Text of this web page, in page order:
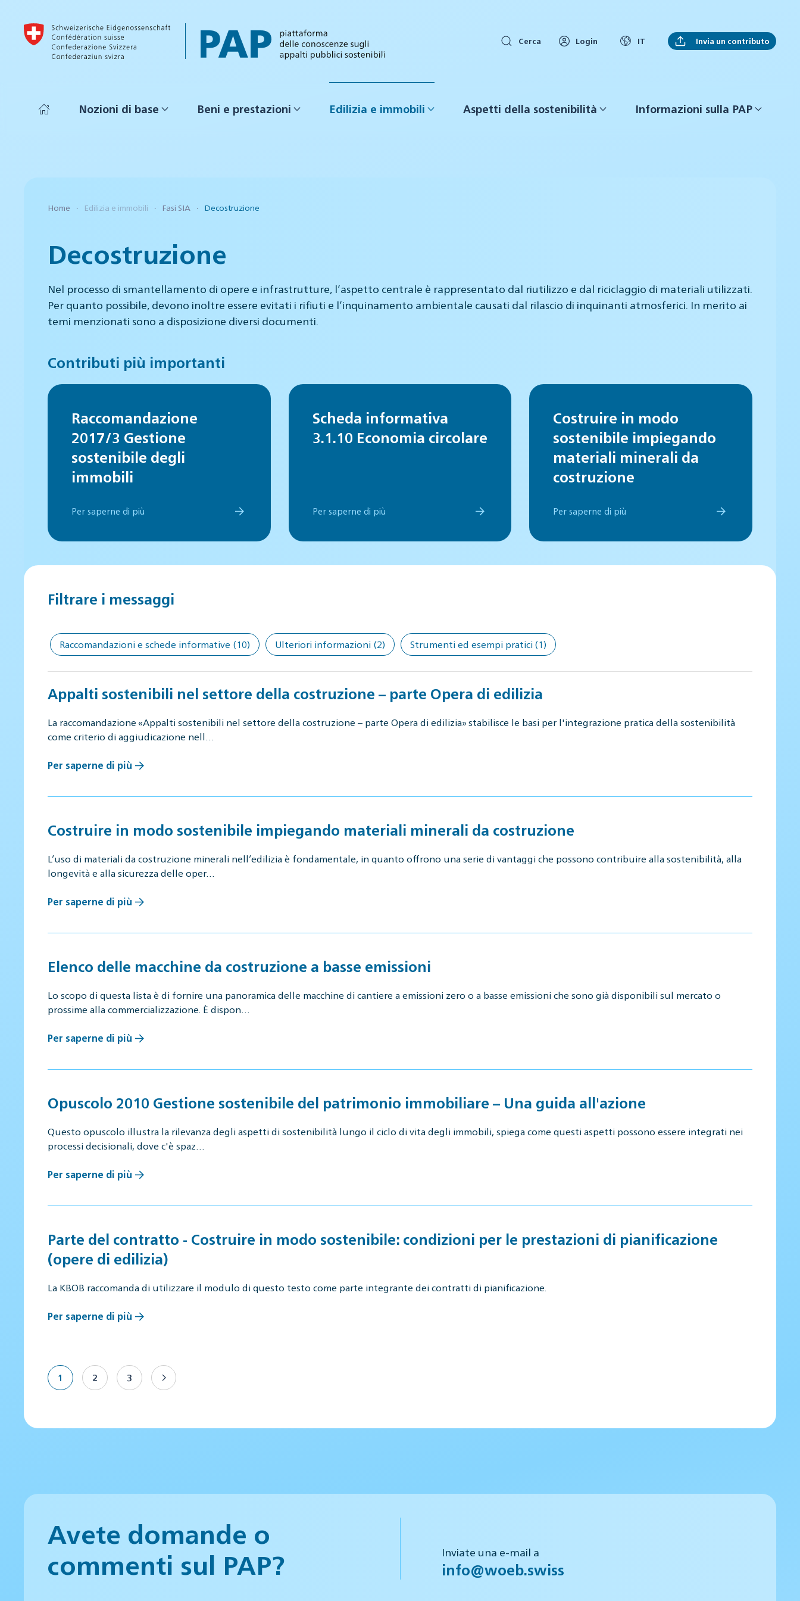
Skip to main content
Cerca Login IT Invia un contributo
Nozioni di base Beni e prestazioni Edilizia e immobili Aspetti della sostenibilità Informazioni sulla PAP
Home Edilizia e immobili Fasi SIA Decostruzione
Decostruzione
Nel processo di smantellamento di opere e infrastrutture, l’aspetto centrale è rappresentato dal riutilizzo e dal riciclaggio di materiali utilizzati.
Per quanto possibile, devono inoltre essere evitati i rifiuti e l’inquinamento ambientale causati dal rilascio di inquinanti atmosferici. In merito ai
temi menzionati sono a disposizione diversi documenti.
Contributi più importanti
Raccomandazione
2017/3 Gestione
sostenibile degli
immobili
Per saperne di più
Scheda informativa
3.1.10 Economia circolare
Per saperne di più
Costruire in modo
sostenibile impiegando
materiali minerali da
costruzione
Per saperne di più
Filtrare i messaggi
Raccomandazioni e schede informative (10) Ulteriori informazioni (2) Strumenti ed esempi pratici (1)
Appalti sostenibili nel settore della costruzione – parte Opera di edilizia
La raccomandazione «Appalti sostenibili nel settore della costruzione – parte Opera di edilizia» stabilisce le basi per l'integrazione pratica della sostenibilità
come criterio di aggiudicazione nell…
Per saperne di più
Costruire in modo sostenibile impiegando materiali minerali da costruzione
L’uso di materiali da costruzione minerali nell’edilizia è fondamentale, in quanto offrono una serie di vantaggi che possono contribuire alla sostenibilità, alla
longevità e alla sicurezza delle oper…
Per saperne di più
Elenco delle macchine da costruzione a basse emissioni
Lo scopo di questa lista è di fornire una panoramica delle macchine di cantiere a emissioni zero o a basse emissioni che sono già disponibili sul mercato o
prossime alla commercializzazione. È dispon…
Per saperne di più
Opuscolo 2010 Gestione sostenibile del patrimonio immobiliare – Una guida all'azione
Questo opuscolo illustra la rilevanza degli aspetti di sostenibilità lungo il ciclo di vita degli immobili, spiega come questi aspetti possono essere integrati nei
processi decisionali, dove c'è spaz…
Per saperne di più
Parte del contratto - Costruire in modo sostenibile: condizioni per le prestazioni di pianificazione
(opere di edilizia)
La KBOB raccomanda di utilizzare il modulo di questo testo come parte integrante dei contratti di pianificazione.
Per saperne di più
1 2 3
Avete domande o
commenti sul PAP?
Inviate una e-mail a
info@woeb.swiss